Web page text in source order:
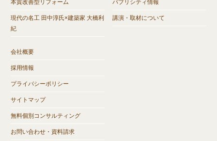
本質改善型リフォーム
現代の名工 田中淳氏×建築家 大橋利
紀
パブリシティ情報
講演・取材について
会社概要
採用情報
プライバシーポリシー
サイトマップ
無料個別コンサルティング
お問い合わせ・資料請求